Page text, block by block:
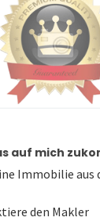
auf mich
Immobilie aus
den Makler